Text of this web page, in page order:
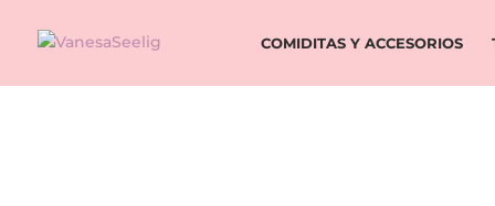
COMIDITAS Y ACCESORIOS